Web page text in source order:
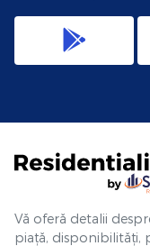
Vă oferă detalii
piață, disponibilități,